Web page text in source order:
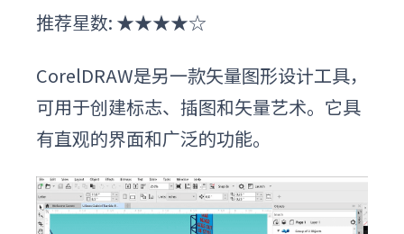
推荐星数: ★★★★☆
CorelDRAW是另一款矢量图形设计工具，
可用于创建标志、插图和矢量艺术。它具
有直观的界面和广泛的功能。